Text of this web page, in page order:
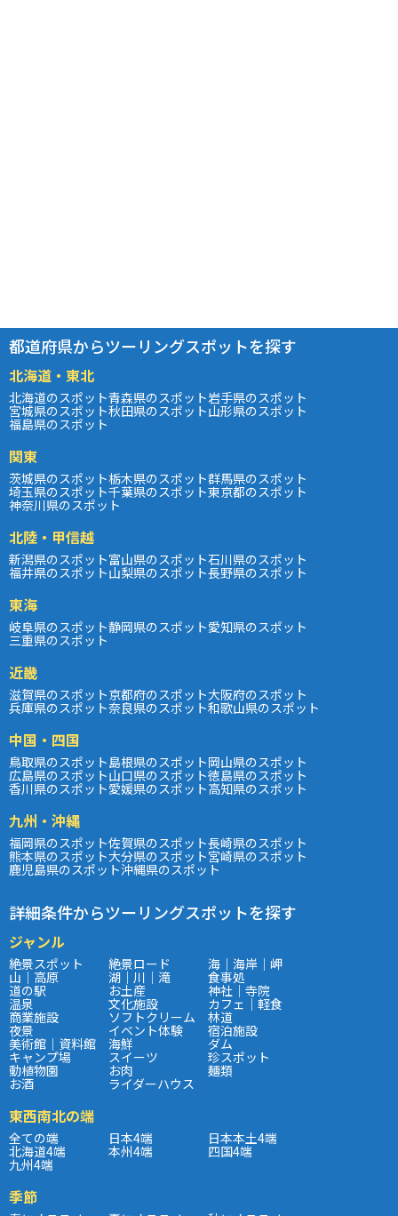
都道府県からツーリングスポットを探す
北海道・東北
北海道のスポット青森県のスポット岩手県のスポット
宮城県のスポット秋田県のスポット山形県のスポット
福島県のスポット
関東
茨城県のスポット栃木県のスポット群馬県のスポット
埼玉県のスポット千葉県のスポット東京都のスポット
神奈川県のスポット
北陸・甲信越
新潟県のスポット富山県のスポット石川県のスポット
福井県のスポット山梨県のスポット長野県のスポット
東海
岐阜県のスポット静岡県のスポット愛知県のスポット
三重県のスポット
近畿
滋賀県のスポット京都府のスポット大阪府のスポット
兵庫県のスポット奈良県のスポット和歌山県のスポット
中国・四国
鳥取県のスポット島根県のスポット岡山県のスポット
広島県のスポット山口県のスポット徳島県のスポット
香川県のスポット愛媛県のスポット高知県のスポット
九州・沖縄
福岡県のスポット佐賀県のスポット長崎県のスポット
熊本県のスポット大分県のスポット宮崎県のスポット
鹿児島県のスポット沖縄県のスポット
詳細条件からツーリングスポットを探す
ジャンル
絶景スポット 絶景ロード 海｜海岸｜岬
山｜高原 湖｜川｜滝 食事処
道の駅 お土産 神社｜寺院
温泉 文化施設 カフェ｜軽食
商業施設 ソフトクリーム 林道
夜景 イベント体験 宿泊施設
美術館｜資料館 海鮮 ダム
キャンプ場 スイーツ 珍スポット
動植物園 お肉 麺類
お酒 ライダーハウス
東西南北の端
全ての端 日本4端 日本本土4端
北海道4端 本州4端 四国4端
九州4端
季節